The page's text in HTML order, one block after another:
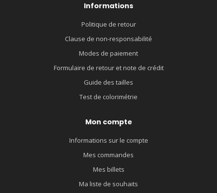
Informations
Politique de retour
Clause de non-responsabilité
Modes de paiement
Formulaire de retour et note de crédit
Guide des tailles
Test de colorimétrie
Mon compte
Informations sur le compte
Mes commandes
Mes billets
Ma liste de souhaits